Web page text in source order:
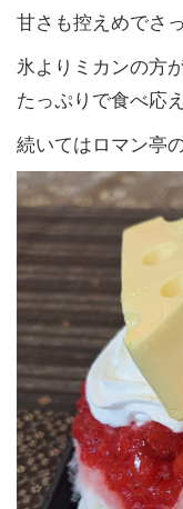
甘さも控えめでさ
氷よりミカンの方
たっぷりで食べ応
続いてはロマン亭